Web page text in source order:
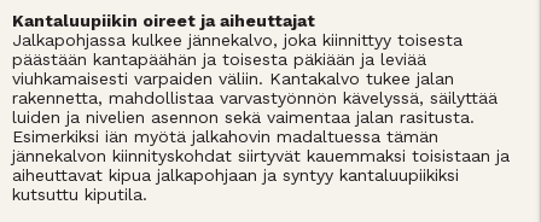
Kantaluupiikin oireet ja aiheuttajat
Jalkapohjassa kulkee jännekalvo, joka kiinnittyy toisesta
päästään kantapäähän ja toisesta päkiään ja leviää
viuhkamaisesti varpaiden väliin. Kantakalvo tukee jalan
rakennetta, mahdollistaa varvastyönnön kävelyssä, säilyttää
luiden ja nivelien asennon sekä vaimentaa jalan rasitusta.
Esimerkiksi iän myötä jalkahovin madaltuessa tämän
jännekalvon kiinnityskohdat siirtyvät kauemmaksi toisistaan ja
aiheuttavat kipua jalkapohjaan ja syntyy kantaluupiikiksi
kutsuttu kiputila.